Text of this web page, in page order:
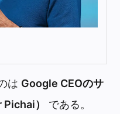
は Google CEOのサ
）
である。